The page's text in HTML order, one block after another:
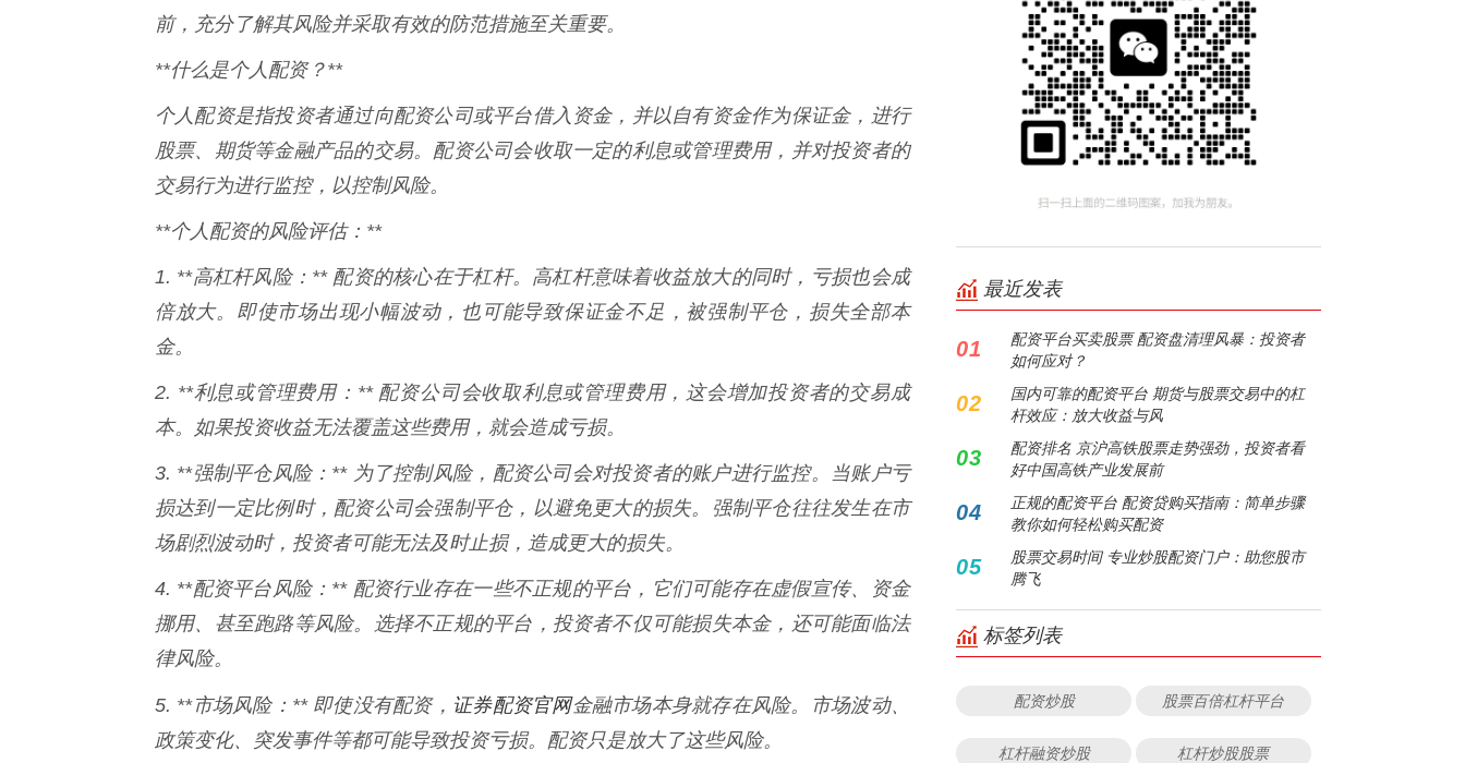
前，充分了解其风险并采取有效的防范措施至关重要。
**什么是个人配资？**
个人配资是指投资者通过向配资公司或平台借入资金，并以自有资金作为保证金，进行
股票、期货等金融产品的交易。配资公司会收取一定的利息或管理费用，并对投资者的
交易行为进行监控，以控制风险。
**个人配资的风险评估：**
1. **高杠杆风险：** 配资的核心在于杠杆。高杠杆意味着收益放大的同时，亏损也会成
倍放大。即使市场出现小幅波动，也可能导致保证金不足，被强制平仓，损失全部本
金。
2. **利息或管理费用：** 配资公司会收取利息或管理费用，这会增加投资者的交易成
本。如果投资收益无法覆盖这些费用，就会造成亏损。
3. **强制平仓风险：** 为了控制风险，配资公司会对投资者的账户进行监控。当账户亏
损达到一定比例时，配资公司会强制平仓，以避免更大的损失。强制平仓往往发生在市
场剧烈波动时，投资者可能无法及时止损，造成更大的损失。
4. **配资平台风险：** 配资行业存在一些不正规的平台，它们可能存在虚假宣传、资金
挪用、甚至跑路等风险。选择不正规的平台，投资者不仅可能损失本金，还可能面临法
律风险。
5. **市场风险：** 即使没有配资， 证券配资官网金融市场本身就存在风险。市场波动、
政策变化、突发事件等都可能导致投资亏损。配资只是放大了这些风险。
最近发表
01
配资平台买卖股票 配资盘清理风暴：投资者
如何应对？
02
国内可靠的配资平台 期货与股票交易中的杠
杆效应：放大收益与风
03
配资排名 京沪高铁股票走势强劲，投资者看
好中国高铁产业发展前
04
正规的配资平台 配资贷购买指南：简单步骤
教你如何轻松购买配资
05
股票交易时间 专业炒股配资门户：助您股市
腾飞
标签列表
配资炒股 股票百倍杠杆平台
杠杆融资炒股 杠杆炒股股票